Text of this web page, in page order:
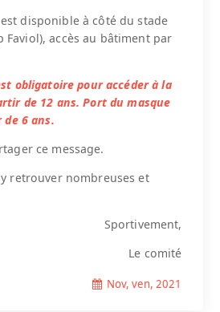
disponible à côté du stade
Faviol), accès au bâtiment par
obligatoire pour accéder à la
de 12 ans. Port du masque
6 ans.
ce message.
retrouver nombreuses et
Sportivement,
Le comité
Nov, ven, 2021